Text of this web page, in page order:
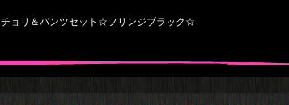
チョリ＆パンツセット☆フリンジブラック☆